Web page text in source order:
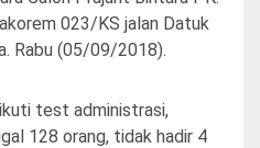
023/KS jalan Datuk
Rabu (05/09/2018).
test administrasi,
128 orang, tidak hadir 4